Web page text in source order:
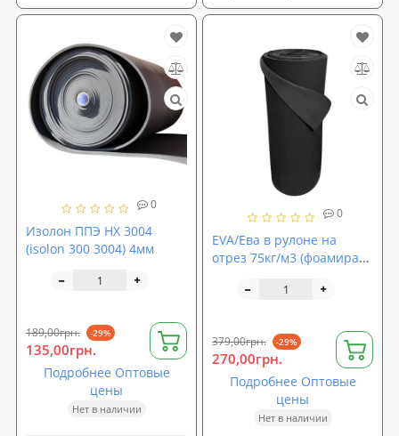
0
Изолон ППЭ НХ 3004
(isolon 300 3004) 4мм
189,00грн. -29%
135,00грн.
Подробнее Оптовые
цены
Нет в наличии
0
EVA/Ева в рулоне на
отрез 75кг/м3 (фоамиран,
этиленвинилацетат)
379,00грн. -29%
270,00грн.
Подробнее Оптовые
цены
Нет в наличии